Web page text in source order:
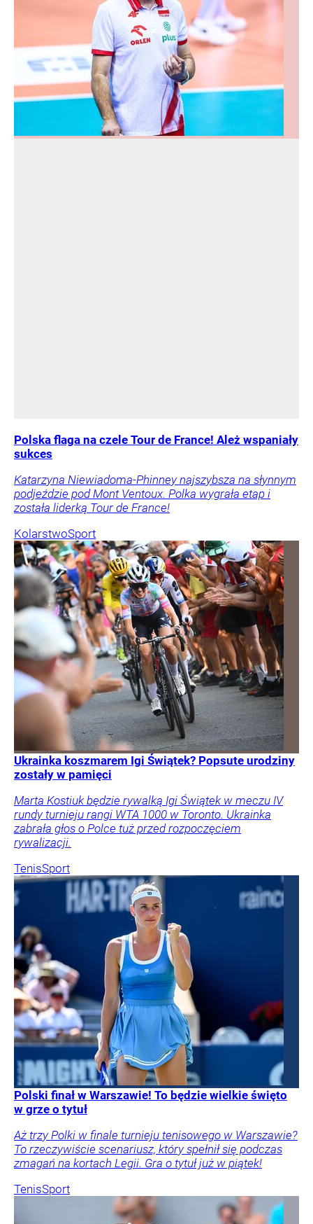
Polska flaga na czele Tour de France! Ależ wspaniały
sukces
Katarzyna Niewiadoma-Phinney najszybsza na słynnym
podjeździe pod Mont Ventoux. Polka wygrała etap i
została liderką Tour de France!
KolarstwoSport
Ukrainka koszmarem Igi Świątek? Popsute urodziny
zostały w pamięci
Marta Kostiuk będzie rywalką Igi Świątek w meczu IV
rundy turnieju rangi WTA 1000 w Toronto. Ukrainka
zabrała głos o Polce tuż przed rozpoczęciem
rywalizacji.
TenisSport
Polski finał w Warszawie! To będzie wielkie święto
w grze o tytuł
Aż trzy Polki w finale turnieju tenisowego w Warszawie?
To rzeczywiście scenariusz, który spełnił się podczas
zmagań na kortach Legii. Gra o tytuł już w piątek!
TenisSport